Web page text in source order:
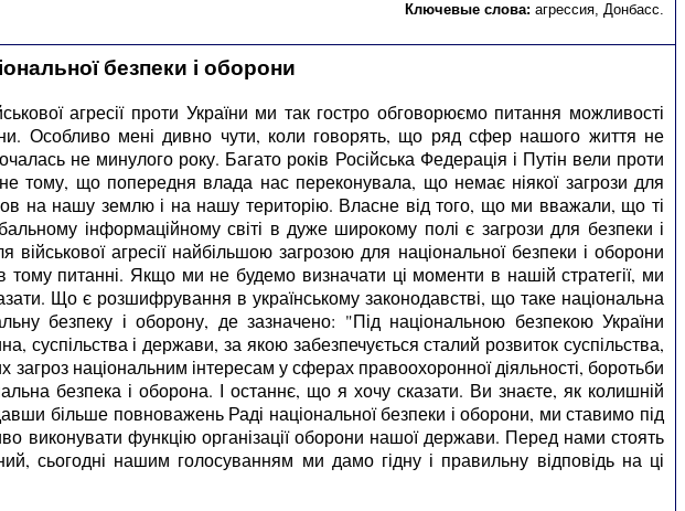
Ключевые слова: агрессия, Донбасс.
безпеки і оборони
агресії проти України ми так гостро обговорюємо питання можливості
Особливо мені дивно чути, коли говорять, що ряд сфер нашого життя не
не минулого року. Багато років Російська Федерація і Путін вели проти
тому, що попередня влада нас переконувала, що немає ніякої загрози для
на нашу землю і на нашу територію. Власне від того, що ми вважали, що ті
інформаційному світі в дуже широкому полі є загрози для безпеки і
агресії найбільшою загрозою для національної безпеки і оборони
питанні. Якщо ми не будемо визначати ці моменти в нашій стратегії, ми
Що є розшифрування в українському законодавстві, що таке національна
безпеку і оборону, де зазначено: "Під національною безпекою України
суспільства і держави, за якою забезпечується сталий розвиток суспільства,
загроз національним інтересам у сферах правоохоронної діяльності, боротьби
безпека і оборона. І останнє, що я хочу сказати. Ви знаєте, як колишній
більше повноважень Раді національної безпеки і оборони, ми ставимо під
виконувати функцію організації оборони нашої держави. Перед нами стоять
сьогодні нашим голосуванням ми дамо гідну і правильну відповідь на ці